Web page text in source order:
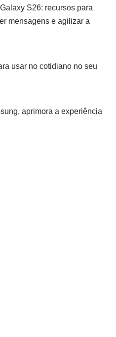
S26: recursos para
mensagens e agilizar a
usar no cotidiano no seu
aprimora a experiência